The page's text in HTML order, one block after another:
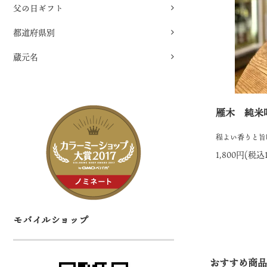
父の日ギフト
都道府県別
蔵元名
モバイルショップ
雁木 純米
程よい香りと
1,800円(税
おすすめ商品